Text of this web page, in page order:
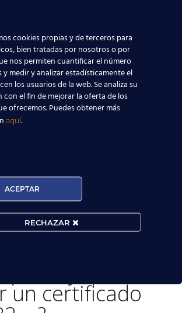
recientes
idioma inglés domina el mundo
Saber inglés significa mejorar tus
encontrar empleo
nivel de los profesores de inglés y
generalistas de Primaria
Cambridge te acerca a él
un certificado
cookies propias y de terceros para
bien tratadas por nosotros o por
nos permiten cuantificar el número
y medir y analizar estadísticamente el
los usuarios de la web. Se analiza su
con el fin de mejorar la oferta de los
ofrecemos. Puedes obtener más
aquí.
ACEPTAR
RECHAZAR